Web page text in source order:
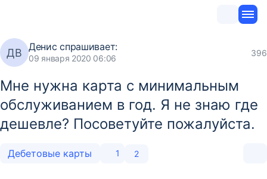
ДВ Денис спрашивает:
09 января 2020 06:06
396
Мне нужна карта с минимальным
обслуживанием в год. Я не знаю где
дешевле? Посоветуйте пожалуйста.
Дебетовые карты 1 2